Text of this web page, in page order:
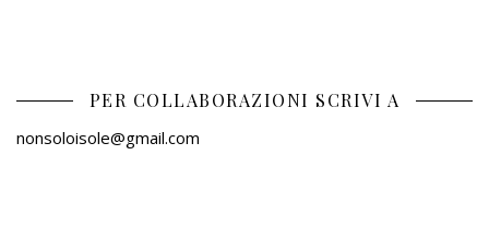
PER COLLABORAZIONI SCRIVI A
nonsoloisole@gmail.com